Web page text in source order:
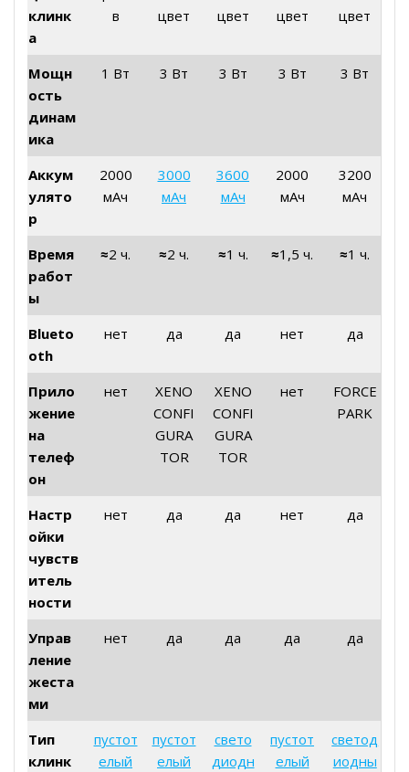
клинк
а
в
цвет
цвет
цвет
цвет
Мощн
ость
динам
ика
1 Вт 3 Вт 3 Вт 3 Вт 3 Вт
Аккум
улято
р
2000
мАч
3000
мАч
3600
мАч
2000
мАч
3200
мАч
Время
работ
ы
≈2 ч. ≈2 ч. ≈1 ч. ≈1,5 ч. ≈1 ч.
Blueto
oth
нет да да нет да
Прило
жение
на
телеф
он
нет
XENO
CONFI
GURA
TOR
XENO
CONFI
GURA
TOR
нет
FORCE
PARK
Настр
ойки
чувств
итель
ности
нет да да нет да
Управ
ление
жеста
ми
нет да да да да
Тип
клинк
пустот
елый
пустот
елый
свето
диодн
пустот
елый
светод
иодны